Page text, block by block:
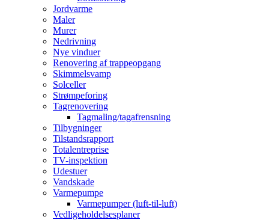
Jordvarme
Maler
Murer
Nedrivning
Nye vinduer
Renovering af trappeopgang
Skimmelsvamp
Solceller
Strømpeforing
Tagrenovering
Tagmaling/tagafrensning
Tilbygninger
Tilstandsrapport
Totalentreprise
TV-inspektion
Udestuer
Vandskade
Varmepumpe
Varmepumper (luft-til-luft)
Vedligeholdelsesplaner